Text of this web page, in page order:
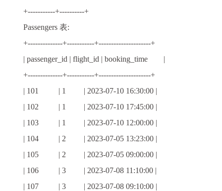
+-----------+----------+
Passengers 表:
+--------------+-----------+---------------------+
| passenger_id | flight_id | booking_time |
+--------------+-----------+---------------------+
| 101 | 1 | 2023-07-10 16:30:00 |
| 102 | 1 | 2023-07-10 17:45:00 |
| 103 | 1 | 2023-07-10 12:00:00 |
| 104 | 2 | 2023-07-05 13:23:00 |
| 105 | 2 | 2023-07-05 09:00:00 |
| 106 | 3 | 2023-07-08 11:10:00 |
| 107 | 3 | 2023-07-08 09:10:00 |